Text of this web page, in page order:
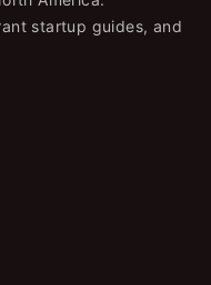
startup guides, and